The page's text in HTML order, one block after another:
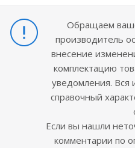
Обращаем
производитель
внесение
комплектацию
уведомления. Вся
справочный
Если вы нашли
комментарии по